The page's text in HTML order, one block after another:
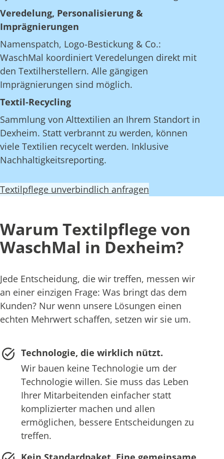
Veredelung, Personalisierung &
Imprägnierungen
Namenspatch, Logo-Bestickung & Co.:
WaschMal koordiniert Veredelungen direkt mit
den Textilherstellern. Alle gängigen
Imprägnierungen sind möglich.
Textil-Recycling
Sammlung von Alttextilien an Ihrem Standort in
Dexheim. Statt verbrannt zu werden, können
viele Textilien recycelt werden. Inklusive
Nachhaltigkeitsreporting.
Textilpflege unverbindlich anfragen
Warum Textilpflege von
WaschMal in Dexheim?
Jede Entscheidung, die wir treffen, messen wir
an einer einzigen Frage: Was bringt das dem
Kunden? Nur wenn unsere Lösungen einen
echten Mehrwert schaffen, setzen wir sie um.
Technologie, die wirklich nützt.
Wir bauen keine Technologie um der
Technologie willen. Sie muss das Leben
Ihrer Mitarbeitenden einfacher statt
komplizierter machen und allen
ermöglichen, bessere Entscheidungen zu
treffen.